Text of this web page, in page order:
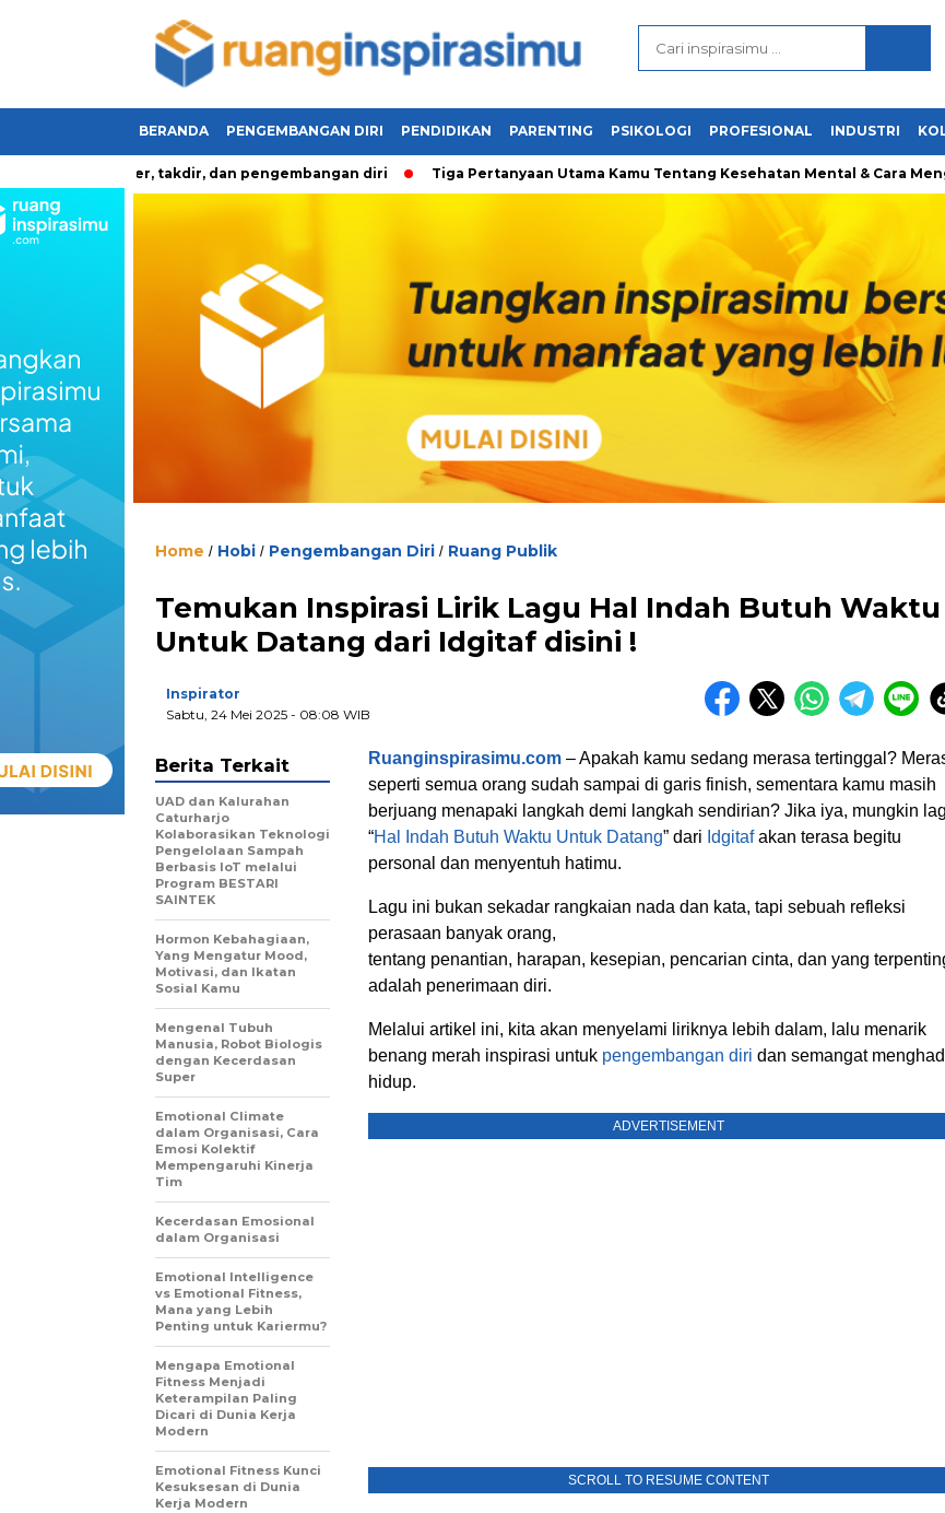
BERANDA PENGEMBANGAN DIRI PENDIDIKAN PARENTING PSIKOLOGI PROFESIONAL INDUSTRI
karakter, takdir, dan pengembangan diri Tiga Pertanyaan Utama Kamu Tentang Kesehatan Mental & Cara
Home / Hobi / Pengembangan Diri / Ruang Publik
Temukan Inspirasi Lirik Lagu Hal Indah Butuh Waktu
Untuk Datang dari Idgitaf disini !
Inspirator
Sabtu, 24 Mei 2025 - 08:08 WIB
Ruanginspirasimu.com – Apakah kamu sedang merasa tertinggal?
seperti semua orang sudah sampai di garis finish, sementara kamu masih
berjuang menapaki langkah demi langkah sendirian? Jika iya, mungkin
“Hal Indah Butuh Waktu Untuk Datang” dari Idgitafakan terasa begitu
personal dan menyentuh hatimu.
Lagu ini bukan sekadar rangkaian nada dan kata, tapi sebuah refleksi
perasaan banyak orang,
tentang penantian, harapan, kesepian, pencarian cinta, dan yang
adalah penerimaan diri.
Melalui artikel ini, kita akan menyelami liriknya lebih dalam, lalu menarik
benang merah inspirasi untuk pengembangan diri dan semangat
hidup.
ADVERTISEMENT
SCROLL TO RESUME CONTENT
Berita Terkait
UAD dan Kalurahan
Caturharjo
Kolaborasikan Teknologi
Pengelolaan Sampah
Berbasis IoT melalui
Program BESTARI
SAINTEK
Hormon Kebahagiaan,
Yang Mengatur Mood,
Motivasi, dan Ikatan
Sosial Kamu
Mengenal Tubuh
Manusia, Robot Biologis
dengan Kecerdasan
Super
Emotional Climate
dalam Organisasi, Cara
Emosi Kolektif
Mempengaruhi Kinerja
Tim
Kecerdasan Emosional
dalam Organisasi
Emotional Intelligence
vs Emotional Fitness,
Mana yang Lebih
Penting untuk Kariermu?
Mengapa Emotional
Fitness Menjadi
Keterampilan Paling
Dicari di Dunia Kerja
Modern
Emotional Fitness Kunci
Kesuksesan di Dunia
Kerja Modern